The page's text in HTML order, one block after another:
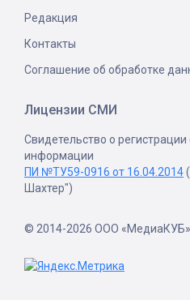
Редакция
Контакты
Соглашение об обработке
Лицензии СМИ
Свидетельство о
информации
ПИ №ТУ59-0916 от 16.04.2014
Шахтер")
© 2014-2026 ООО «МедиаКУБ»